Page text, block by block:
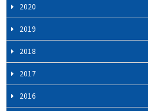
2020
2019
2018
2017
2016